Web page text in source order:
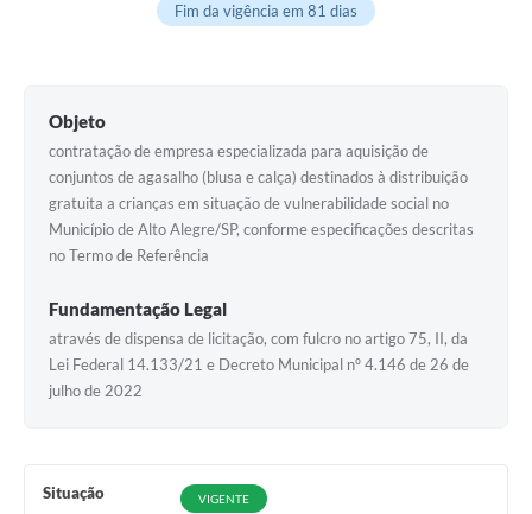
Fim da vigência em 81 dias
Objeto
contratação de empresa especializada para aquisição de
conjuntos de agasalho (blusa e calça) destinados à distribuição
gratuita a crianças em situação de vulnerabilidade social no
Município de Alto Alegre/SP, conforme especificações descritas
no Termo de Referência
Fundamentação Legal
através de dispensa de licitação, com fulcro no artigo 75, II, da
Lei Federal 14.133/21 e Decreto Municipal nº 4.146 de 26 de
julho de 2022
Situação VIGENTE